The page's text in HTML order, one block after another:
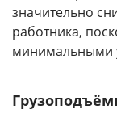
значительно
работника,
минимальными